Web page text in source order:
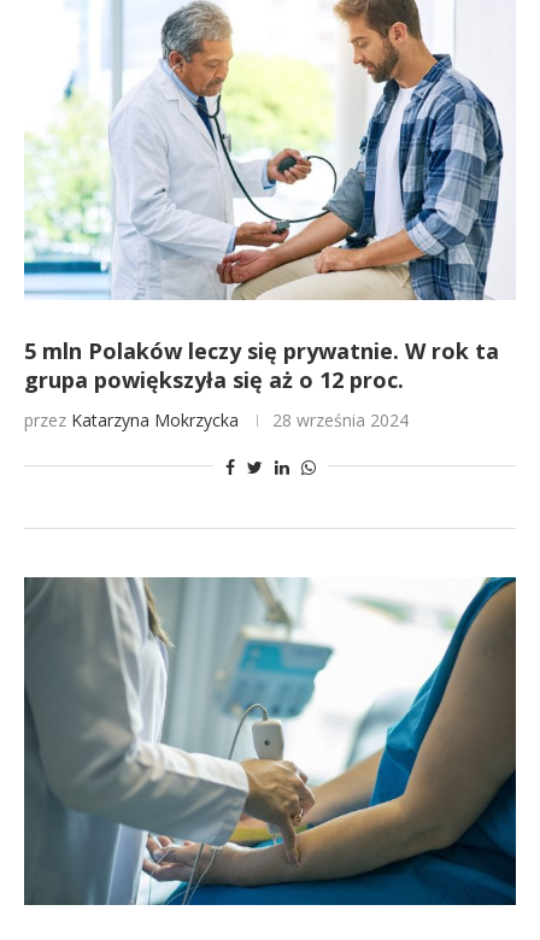
5 mln Polaków leczy się prywatnie. W rok ta
grupa powiększyła się aż o 12 proc.
przez Katarzyna Mokrzycka 28 września 2024